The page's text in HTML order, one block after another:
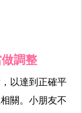
調整
以達到正確平
關。小朋友不